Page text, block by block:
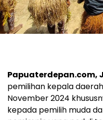
Papuaterdepan.com,
pemilihan kepala
November 2024
kepada pemilih muda